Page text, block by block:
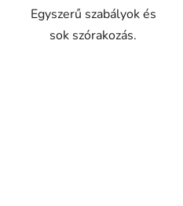
Egyszerű szabályok és
sok szórakozás.